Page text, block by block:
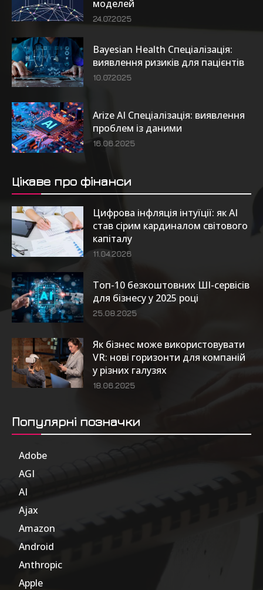
моделей
24.07.2025
Bayesian Health Спеціалізація:
виявлення ризиків для пацієнтів
10.07.2025
Arize AI Спеціалізація: виявлення
проблем із даними
16.06.2025
Цікаве про фінанси
Цифрова інфляція інтуїції: як AI
став сірим кардиналом світового
капіталу
11.04.2026
Топ-10 безкоштовних ШІ-сервісів
для бізнесу у 2025 році
25.08.2025
Як бізнес може використовувати
VR: нові горизонти для компаній
у різних галузях
18.06.2025
Популярні позначки
Adobe
AGI
AI
Ajax
Amazon
Android
Anthropic
Apple